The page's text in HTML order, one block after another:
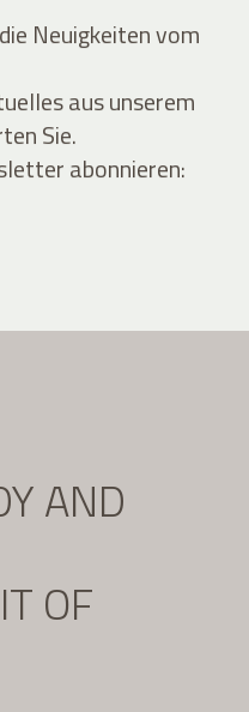
Neuigkeiten vom
aus unserem
Sie.
abonnieren:
AND
OF